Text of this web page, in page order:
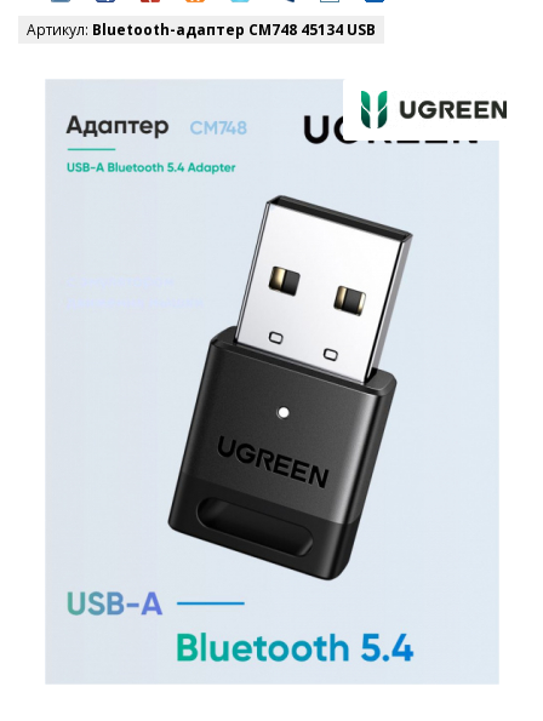
Артикул: Bluetooth-адаптер СМ748 45134 USB